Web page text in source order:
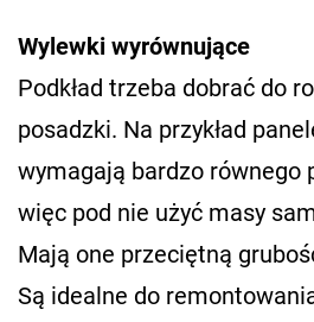
Wylewki wyrównujące
Podkład trzeba dobrać do
posadzki. Na przykład
wymagają bardzo równego
więc pod nie użyć masy
Mają one przeciętną
Są idealne do